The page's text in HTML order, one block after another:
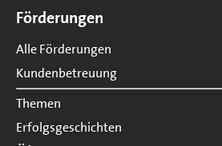
Förderungen
Alle Förderungen
Kundenbetreuung
Themen
Erfolgsgeschichten